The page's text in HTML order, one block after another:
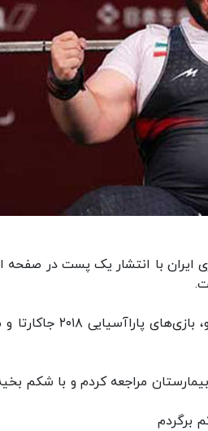
ایران با انتشار یک پست در صفحه
رستمی که سابقه کسب مدال طلا
مراجعه کردم و با شکم
برگردم